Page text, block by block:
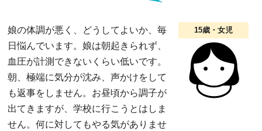
15歳・女児
娘の体調が悪く、どうしてよいか、毎
日悩んでいます。娘は朝起きられず、
血圧が計測できないくらい低いです。
朝、極端に気分が沈み、声かけをして
も返事をしません。お昼頃から調子が
出てきますが、学校に行こうとはしま
せん。何に対してもやる気がありませ